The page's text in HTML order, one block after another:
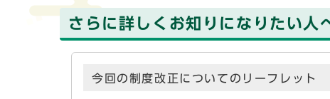
さらに詳しくお知りになりたい人
今回の制度改正についてのリーフレット